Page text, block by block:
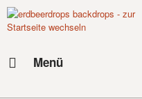
Menü